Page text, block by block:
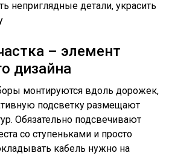
неприглядные детали, украсить
– элемент
дизайна
монтируются вдоль дорожек,
подсветку размещают
Обязательно подсвечивают
со ступеньками и просто
кабель нужно на